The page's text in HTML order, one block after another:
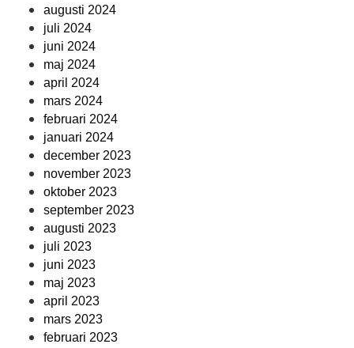
augusti 2024
juli 2024
juni 2024
maj 2024
april 2024
mars 2024
februari 2024
januari 2024
december 2023
november 2023
oktober 2023
september 2023
augusti 2023
juli 2023
juni 2023
maj 2023
april 2023
mars 2023
februari 2023